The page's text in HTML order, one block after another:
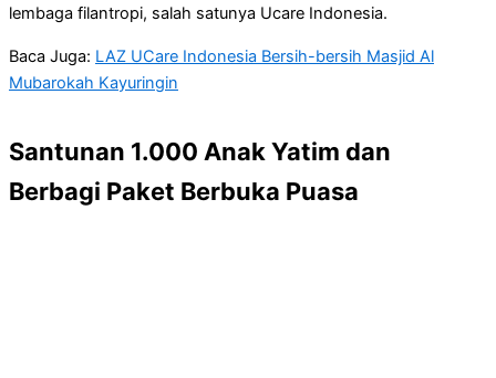
lembaga filantropi, salah satunya Ucare Indonesia.
Baca Juga: LAZ UCare Indonesia Bersih-bersih Masjid Al
Mubarokah Kayuringin
Santunan 1.000 Anak Yatim dan
Berbagi Paket Berbuka Puasa